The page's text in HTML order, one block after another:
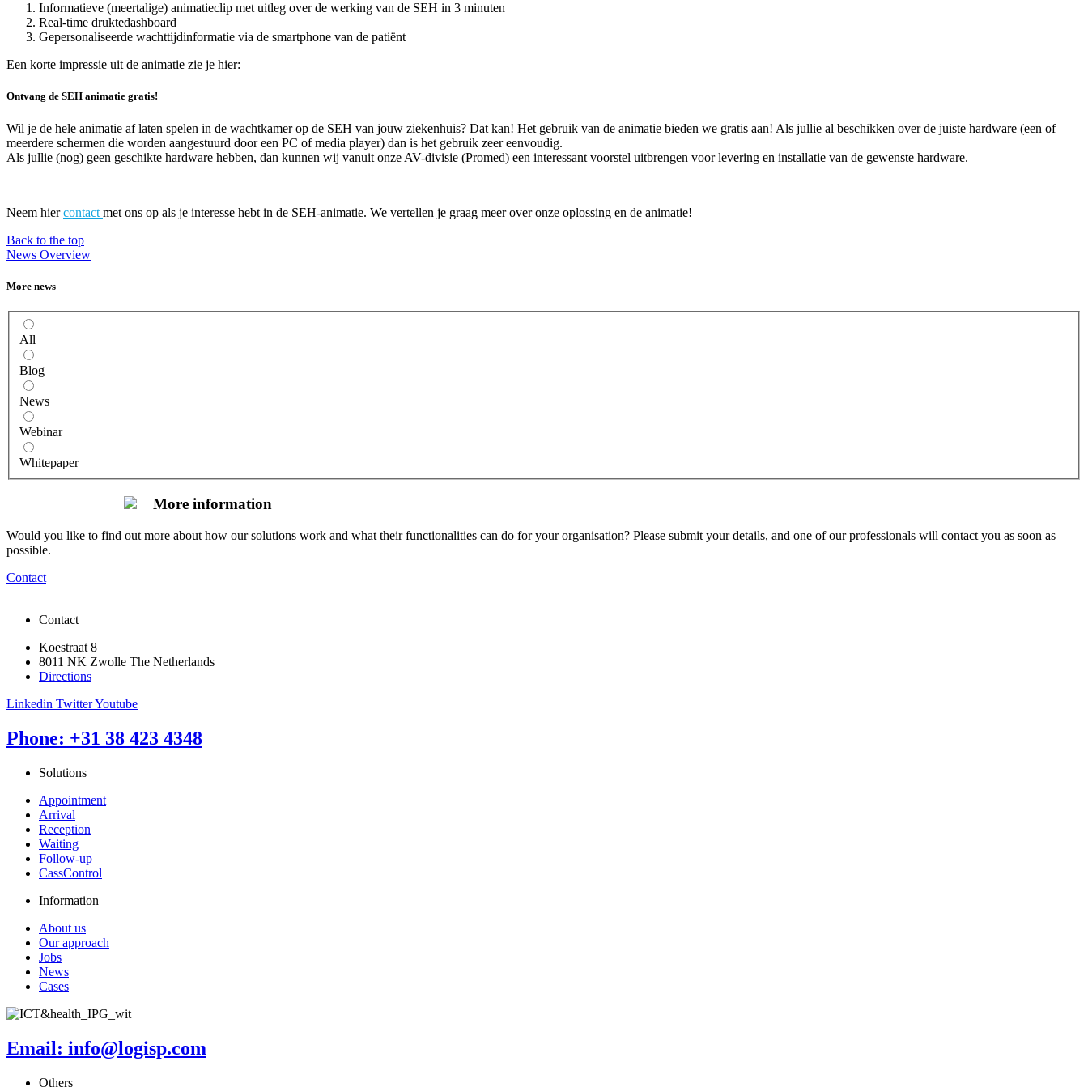
Informatieve (meertalige) animatieclip met uitleg over de werking van de SEH in 3 minuten
Real-time druktedashboard
Gepersonaliseerde wachttijdinformatie via de smartphone van de patiënt
Een korte impressie uit de animatie zie je hier:
Ontvang de SEH animatie gratis!
Wil je de hele animatie af laten spelen in de wachtkamer op de SEH van jouw ziekenhuis? Dat kan! Het gebruik van de animatie bieden we gratis aan! Als jullie al beschikken over de juiste hardware (een of
meerdere schermen die worden aangestuurd door een PC of media player) dan is het gebruik zeer eenvoudig.
Als jullie (nog) geen geschikte hardware hebben, dan kunnen wij vanuit onze AV-divisie (Promed) een interessant voorstel uitbrengen voor levering en installatie van de gewenste hardware.
Neem hiercontact met ons op als je interesse hebt in de SEH-animatie. We vertellen je graag meer over onze oplossing en de animatie!
Back to the top
News Overview
More news
All
Blog
News
Webinar
Whitepaper
More information
Would you like to find out more about how our solutions work and what their functionalities can do for your organisation? Please submit your details, and one of our professionals will contact you as soon as
possible.
Contact
Contact
Koestraat 8
8011 NK Zwolle The Netherlands
Directions
Linkedin TwitterYoutube
Phone: +31 38 423 4348
Solutions
Appointment
Arrival
Reception
Waiting
Follow-up
CassControl
Information
About us
Our approach
Jobs
News
Cases
Email: info@logisp.com
Others